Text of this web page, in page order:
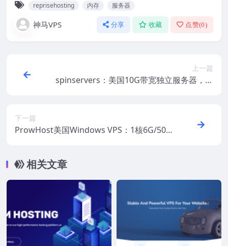
reprisehosting 内存 服务器
神马VPS 分享 收藏 点赞(0)
上一篇
spinservers：美国10G带宽独立服务器，低
下一篇
ProwHost美国Windows VPS：1核6G/50G
相关文章